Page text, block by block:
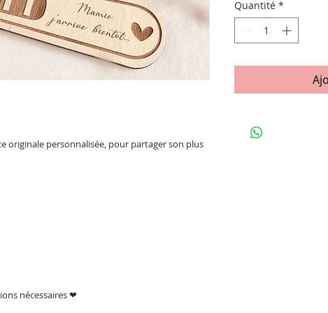
originale personnalisée, pour partager son plus
nécessaires ❤
Quantité *